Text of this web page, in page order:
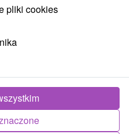
nam nową atrakcję
pliki cookies